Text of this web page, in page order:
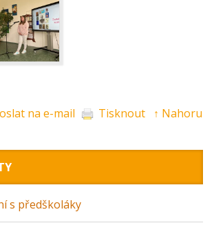
na e-mail Tisknout ↑ Nahoru
s předškoláky